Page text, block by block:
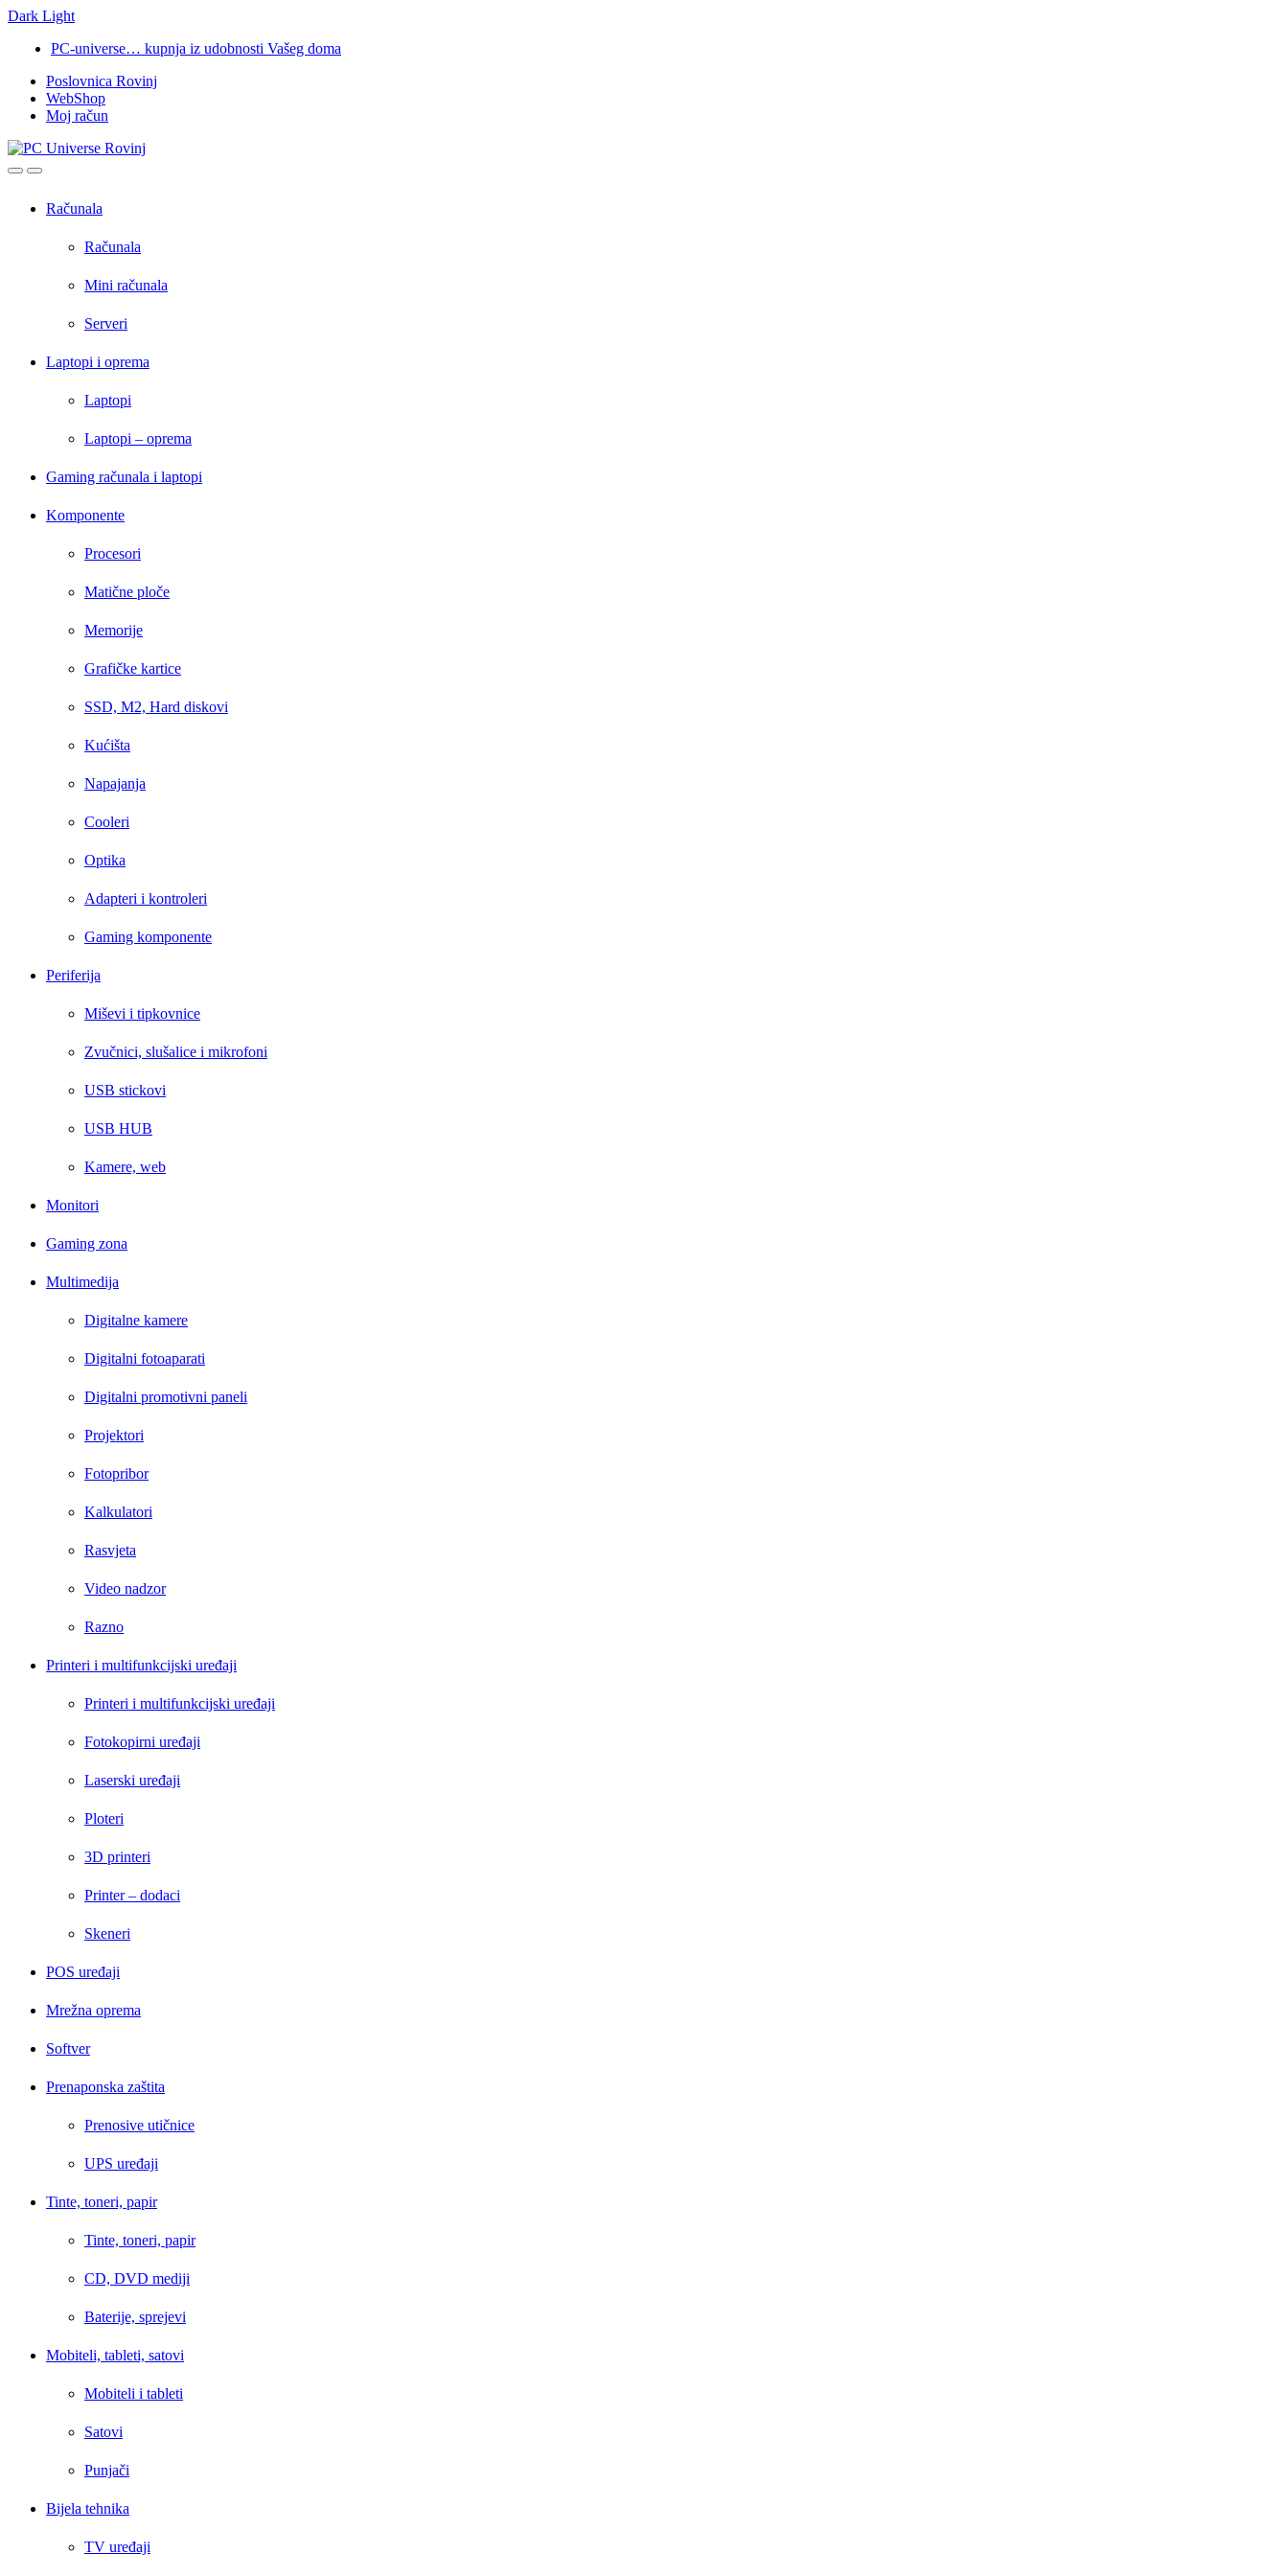
Dark Light
navigation
content
PC-universe… kupnja iz udobnosti Vašeg doma
Poslovnica Rovinj
WebShop
Moj račun
OpenClose
Računala
Računala
Mini računala
Serveri
Laptopi i oprema
Laptopi
Laptopi – oprema
Gaming računala i laptopi
Komponente
Procesori
Matične ploče
Memorije
Grafičke kartice
SSD, M2, Hard diskovi
Kućišta
Napajanja
Cooleri
Optika
Adapteri i kontroleri
Gaming komponente
Periferija
Miševi i tipkovnice
Zvučnici, slušalice i mikrofoni
USB stickovi
USB HUB
Kamere, web
Monitori
Gaming zona
Multimedija
Digitalne kamere
Digitalni fotoaparati
Digitalni promotivni paneli
Projektori
Fotopribor
Kalkulatori
Rasvjeta
Video nadzor
Razno
Printeri i multifunkcijski uređaji
Printeri i multifunkcijski uređaji
Fotokopirni uređaji
Laserski uređaji
Ploteri
3D printeri
Printer – dodaci
Skeneri
POS uređaji
Mrežna oprema
Softver
Prenaponska zaštita
Prenosive utičnice
UPS uređaji
Tinte, toneri, papir
Tinte, toneri, papir
CD, DVD mediji
Baterije, sprejevi
Mobiteli, tableti, satovi
Mobiteli i tableti
Satovi
Punjači
Bijela tehnika
TV uređaji